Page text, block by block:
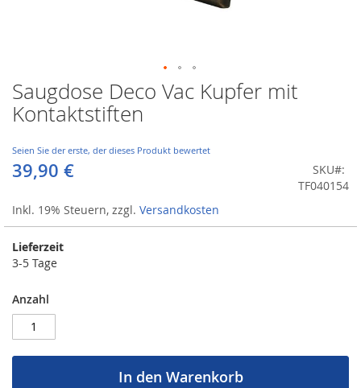
Saugdose Deco Vac Kupfer mit
Kontaktstiften
Seien Sie der erste, der dieses Produkt bewertet
39,90 €
Inkl. 19% Steuern, zzgl. Versandkosten
SKU
TF040154
Lieferzeit
3-5 Tage
Anzahl
In den Warenkorb
Zum
Anfang
der
springen